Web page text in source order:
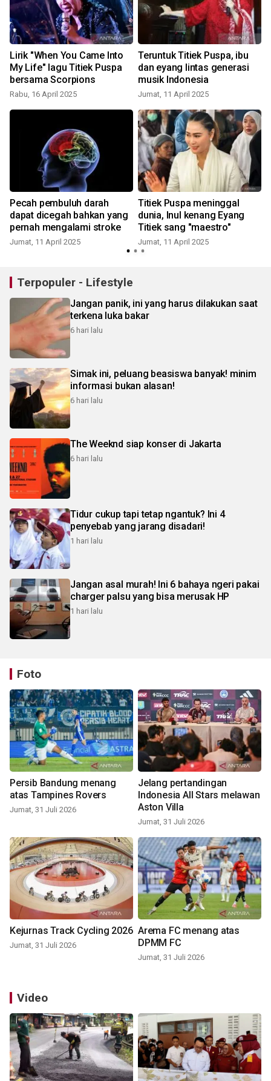
Lirik "When You Came Into
My Life" lagu Titiek Puspa
bersama Scorpions
Rabu, 16 April 2025
Teruntuk Titiek Puspa, ibu
dan eyang lintas generasi
musik Indonesia
Jumat, 11 April 2025
Pecah pembuluh darah
dapat dicegah bahkan yang
pernah mengalami stroke
Jumat, 11 April 2025
Titiek Puspa meninggal
dunia, Inul kenang Eyang
Titiek sang "maestro"
Jumat, 11 April 2025
Terpopuler - Lifestyle
Jangan panik, ini yang harus dilakukan saat
terkena luka bakar
6 hari lalu
Simak ini, peluang beasiswa banyak! minim
informasi bukan alasan!
6 hari lalu
The Weeknd siap konser di Jakarta
6 hari lalu
Tidur cukup tapi tetap ngantuk? Ini 4
penyebab yang jarang disadari!
1 hari lalu
Jangan asal murah! Ini 6 bahaya ngeri pakai
charger palsu yang bisa merusak HP
1 hari lalu
Foto
Persib Bandung menang
atas Tampines Rovers
Jumat, 31 Juli 2026
Jelang pertandingan
Indonesia All Stars melawan
Aston Villa
Jumat, 31 Juli 2026
Kejurnas Track Cycling 2026
Jumat, 31 Juli 2026
Arema FC menang atas
DPMM FC
Jumat, 31 Juli 2026
Video